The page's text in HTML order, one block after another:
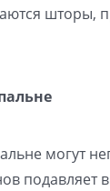
шторы,
могут
подавляет